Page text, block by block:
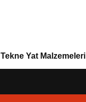
Tekne Yat Malzemeleri